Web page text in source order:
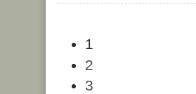
1
2
3